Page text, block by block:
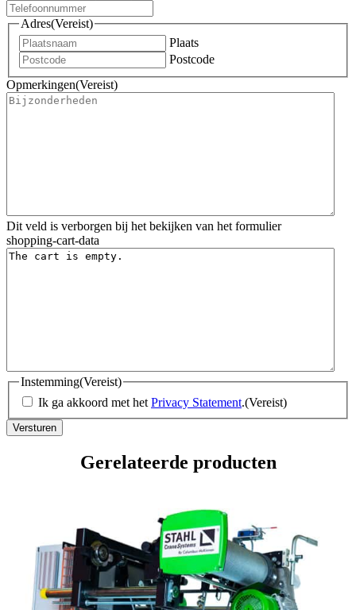
Adres(Vereist)
Plaats
Postcode
Opmerkingen(Vereist)
Dit veld is verborgen bij het bekijken van het formulier
shopping-cart-data
Instemming(Vereist)
Ik ga akkoord met het Privacy Statement.(Vereist)
Gerelateerde producten